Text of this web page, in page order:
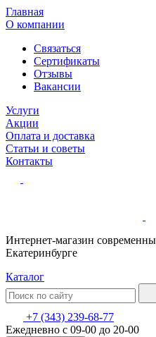
Главная
О компании
Связаться
Сертификаты
Отзывы
Вакансии
Услуги
Акции
Оплата и доставка
Статьи и советы
Контакты
Интернет-магазин
Екатеринбурге
Каталог
+7 (343) 239-68-77
Ежедневно с 09-00 до 20-00